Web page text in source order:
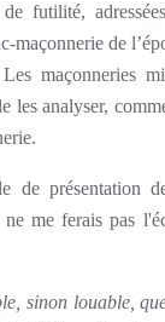
futilité,
maçonnerie de
maçonneries
les analyser,
de présentation
me ferais pas
sinon louable,